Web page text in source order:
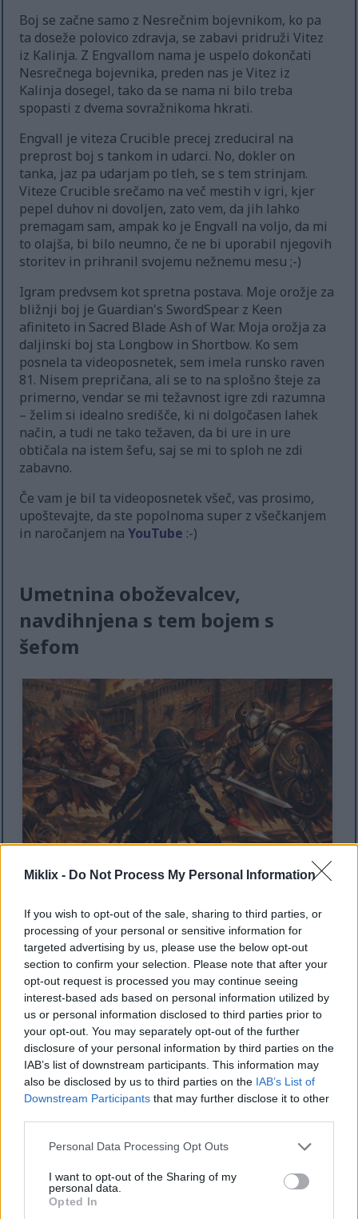
Miklix - Do Not Process My Personal Information
If you wish to opt-out of the sale, sharing to third parties, or
processing of your personal or sensitive information for
targeted advertising by us, please use the below opt-out
section to confirm your selection. Please note that after your
opt-out request is processed you may continue seeing
interest-based ads based on personal information utilized by
us or personal information disclosed to third parties prior to
your opt-out. You may separately opt-out of the further
disclosure of your personal information by third parties on the
IAB’s list of downstream participants. This information may
also be disclosed by us to third parties on the IAB’s List of
Downstream Participants that may further disclose it to other
Please note that this website/app uses one or more Google
not limited to your visit or usage behaviour. You may click to
grant or deny consent to Google and its third-party tags to
use your data for below specified purposes in below Google
Personal Data Processing Opt Outs
I want to opt-out of the Sharing of my
personal data.
Opted In
Boj se začne samo z Nesrečnim bojevnikom, ko pa
ta doseže polovico zdravja, se zabavi pridruži Vitez
iz Kalinja. Z Engvallom nama je uspelo dokončati
Nesrečnega bojevnika, preden nas je Vitez iz
Kalinja dosegel, tako da se nama ni bilo treba
spopasti z dvema sovražnikoma hkrati.
Engvall je viteza Crucible precej zreduciral na
preprost boj s tankom in udarci. No, dokler on
tanka, jaz pa udarjam po tleh, se s tem strinjam.
Viteze Crucible srečamo na več mestih v igri, kjer
pepel duhov ni dovoljen, zato vem, da jih lahko
premagam sam, ampak ko je Engvall na voljo, da mi
to olajša, bi bilo neumno, če ne bi uporabil njegovih
storitev in prihranil svojemu nežnemu mesu ;-)
Igram predvsem kot spretna postava. Moje orožje za
bližnji boj je Guardian's SwordSpear z Keen
afiniteto in Sacred Blade Ash of War. Moja orožja za
daljinski boj sta Longbow in Shortbow. Ko sem
posnela ta videoposnetek, sem imela runsko raven
81. Nisem prepričana, ali se to na splošno šteje za
primerno, vendar se mi težavnost igre zdi razumna
– želim si idealno središče, ki ni dolgočasen lahek
način, a tudi ne tako težaven, da bi ure in ure
obtičala na istem šefu, saj se mi to sploh ne zdi
zabavno.
Če vam je bil ta videoposnetek všeč, vas prosimo,
upoštevajte, da ste popolnoma super z všečkanjem
in naročanjem naYouTube :-)
Umetnina oboževalcev,
navdihnjena s tem bojem s
šefom
črnega noža, ki se sooča z Nespremenjenim
bojevnikom in vitezom Crucible z mečem in ščitom na
gorečem dvorišču gradu Redmaine.
Kliknite ali tapnite sliko za več informacij in višje
ločljivosti.